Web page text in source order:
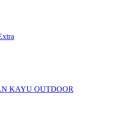
KAYU OUTDOOR